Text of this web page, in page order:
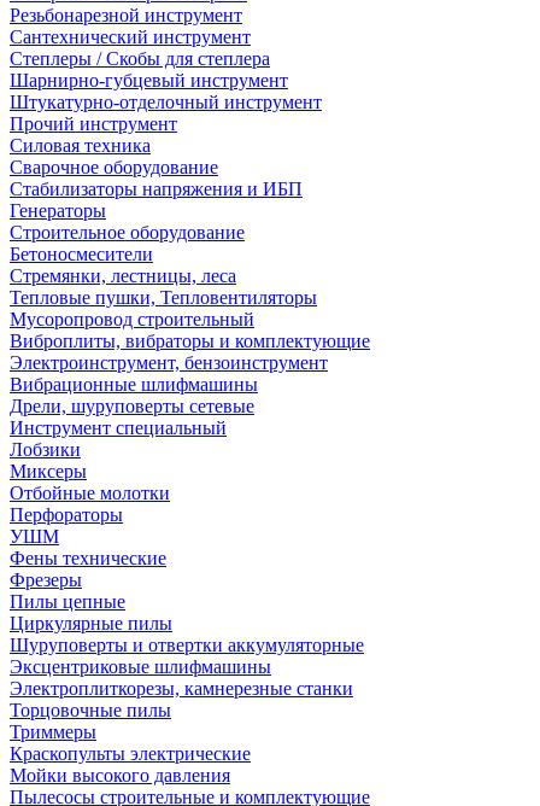
Резьбонарезной инструмент
Сантехнический инструмент
Степлеры / Скобы для степлера
Шарнирно-губцевый инструмент
Штукатурно-отделочный инструмент
Прочий инструмент
Силовая техника
Сварочное оборудование
Стабилизаторы напряжения и ИБП
Генераторы
Строительное оборудование
Бетоносмесители
Стремянки, лестницы, леса
Тепловые пушки, Тепловентиляторы
Мусоропровод строительный
Виброплиты, вибраторы и комплектующие
Электроинструмент, бензоинструмент
Вибрационные шлифмашины
Дрели, шуруповерты сетевые
Инструмент специальный
Лобзики
Миксеры
Отбойные молотки
Перфораторы
УШМ
Фены технические
Фрезеры
Пилы цепные
Циркулярные пилы
Шуруповерты и отвертки аккумуляторные
Эксцентриковые шлифмашины
Электроплиткорезы, камнерезные станки
Торцовочные пилы
Триммеры
Краскопульты электрические
Мойки высокого давления
Пылесосы строительные и комплектующие